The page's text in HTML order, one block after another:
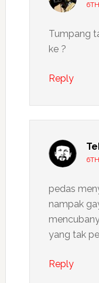
Tumpang
ke ?
Reply
pedas
nampak
yang tak
Reply